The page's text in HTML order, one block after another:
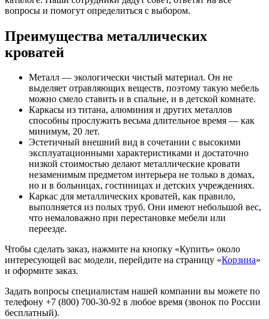
вопросы и помогут определиться с выбором.
Преимущества металлических
кроватей
Металл — экологически чистый материал. Он не
выделяет отравляющих веществ, поэтому такую мебель
можно смело ставить и в спальне, и в детской комнате.
Каркасы из титана, алюминия и других металлов
способны прослужить весьма длительное время — как
минимум, 20 лет.
Эстетичный внешний вид в сочетании с высокими
эксплуатационными характеристиками и достаточно
низкой стоимостью делают металлические кровати
незаменимым предметом интерьера не только в домах,
но и в больницах, гостиницах и детских учреждениях.
Каркас для металлических кроватей, как правило,
выполняется из полых труб. Они имеют небольшой вес,
что немаловажно при перестановке мебели или
переезде.
Чтобы сделать заказ, нажмите на кнопку «Купить» около
интересующей вас модели, перейдите на страницу «Корзина»
и оформите заказ.
Задать вопросы специалистам нашей компании вы можете по
телефону +7 (800) 700-30-92 в любое время (звонок по России
бесплатный).